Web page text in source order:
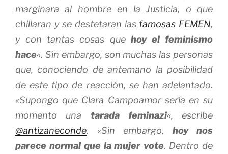
marginara al hombre en la Justicia, o que
chillaran y se destetaran las famosas FEMEN,
y con tantas cosas que hoy el feminismo
hace«. Sin embargo, son muchas las personas
que, conociendo de antemano la posibilidad
de este tipo de reacción, se han adelantado.
«Supongo que Clara Campoamor sería en su
momento una tarada feminazi«, escribe
@antizaneconde. «Sin embargo, hoy nos
parece normal que la mujer vote. Dentro de